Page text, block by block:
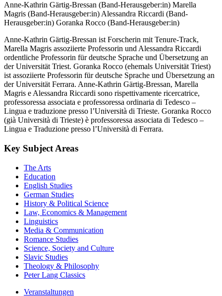
Anne-Kathrin Gärtig-Bressan (Band-Herausgeber:in) Marella
Magris (Band-Herausgeber:in) Alessandra Riccardi (Band-
Herausgeber:in) Goranka Rocco (Band-Herausgeber:in)
Anne-Kathrin Gärtig-Bressan ist Forscherin mit Tenure-Track,
Marella Magris assoziierte Professorin und Alessandra Riccardi
ordentliche Professorin für deutsche Sprache und Übersetzung an
der Universität Triest. Goranka Rocco (ehemals Universität Triest)
ist assoziierte Professorin für deutsche Sprache und Übersetzung an
der Universität Ferrara. Anne-Kathrin Gärtig-Bressan, Marella
Magris e Alessandra Riccardi sono rispettivamente ricercatrice,
professoressa associata e professoressa ordinaria di Tedesco –
Lingua e traduzione presso l’Università di Trieste. Goranka Rocco
(già Università di Trieste) è professoressa associata di Tedesco –
Lingua e Traduzione presso l’Università di Ferrara.
Key Subject Areas
The Arts
Education
English Studies
German Studies
History & Political Science
Law, Economics & Management
Linguistics
Media & Communication
Romance Studies
Science, Society and Culture
Slavic Studies
Theology & Philosophy
Peter Lang Classics
Veranstaltungen